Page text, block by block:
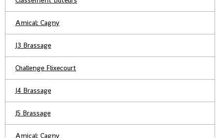
Amical: Cagny
J3 Brassage
Challenge Flixecourt
J4 Brassage
J5 Brassage
Amical: Cagny